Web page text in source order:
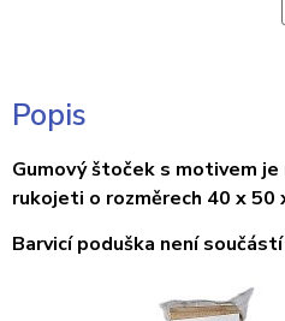
Popis
Gumový štoček s motivem
rukojeti o rozměrech 40 x 50
Barvicí poduška není